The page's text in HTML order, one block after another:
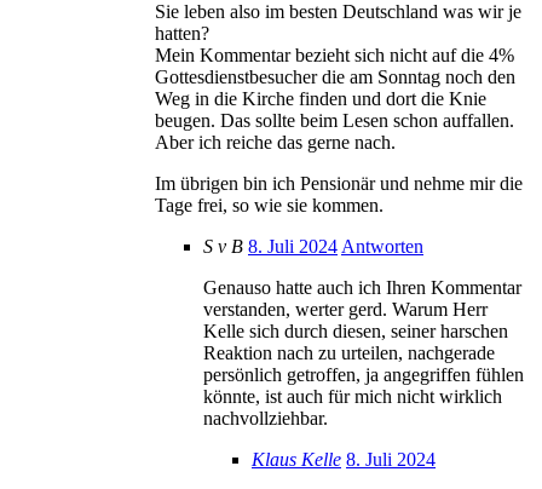
Sie leben also im besten Deutschland was wir je
hatten?
Mein Kommentar bezieht sich nicht auf die 4%
Gottesdienstbesucher die am Sonntag noch den
Weg in die Kirche finden und dort die Knie
beugen. Das sollte beim Lesen schon auffallen.
Aber ich reiche das gerne nach.
Im übrigen bin ich Pensionär und nehme mir die
Tage frei, so wie sie kommen.
S v B 8. Juli 2024Antworten
Genauso hatte auch ich Ihren Kommentar
verstanden, werter gerd. Warum Herr
Kelle sich durch diesen, seiner harschen
Reaktion nach zu urteilen, nachgerade
persönlich getroffen, ja angegriffen fühlen
könnte, ist auch für mich nicht wirklich
nachvollziehbar.
Klaus Kelle 8. Juli 2024